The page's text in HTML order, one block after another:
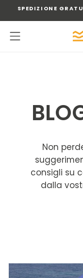
VAI
SPEDIZIONE
Non
consigli su
dalla